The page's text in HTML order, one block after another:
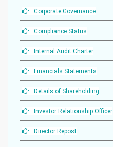
Corporate Governance
Compliance Status
Internal Audit Charter
Financials Statements
Details of Shareholding
Investor Relationship Officer
Director Repost